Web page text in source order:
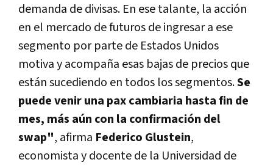
demanda de divisas. En ese talante, la acción
en el mercado de futuros de ingresar a ese
segmento por parte de Estados Unidos
motiva y acompaña esas bajas de precios que
están sucediendo en todos los segmentos.Se
puede venir una pax cambiaria hasta fin de
mes, más aún con la confirmación del
swap", afirma Federico Glustein,
economista y docente de la Universidad de